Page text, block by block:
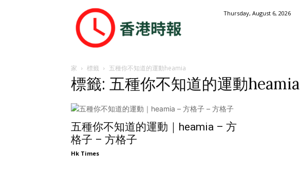
港
時
Thursday, August 6, 2026
家 標籤 五種你不知道的運動heamia
標籤: 五種你不知道的運動heamia
五種你不知道的運動｜heamia – 方
格子 – 方格子
Hk Times